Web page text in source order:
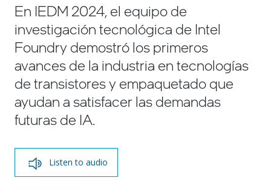
En IEDM 2024, el equipo de
investigación tecnológica de Intel
Foundry demostró los primeros
avances de la industria en tecnologías
de transistores y empaquetado que
ayudan a satisfacer las demandas
futuras de IA.
Listen to audio